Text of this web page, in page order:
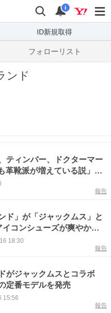
検索
通知
i
ID新規取得
フォローリスト
ンド
ティンバー、ドクターマー
革靴派が増えている説」を
報告
ド」が「ジャックムス」と
コンシューズが爽やかな
18:30
報告
がジャックムスとコラボ
定番モデルを発売
15:56
報告